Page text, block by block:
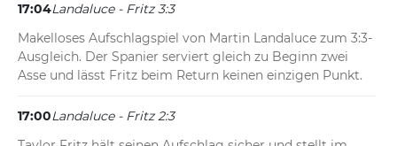
17:04Landaluce - Fritz 3:3
Makelloses Aufschlagspiel von Martin Landaluce zum 3:3-
Ausgleich. Der Spanier serviert gleich zu Beginn zwei
Asse und lässt Fritz beim Return keinen einzigen Punkt.
17:00Landaluce - Fritz 2:3